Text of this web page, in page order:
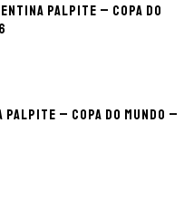
palpite – Copa do
palpite – Copa do Mundo –